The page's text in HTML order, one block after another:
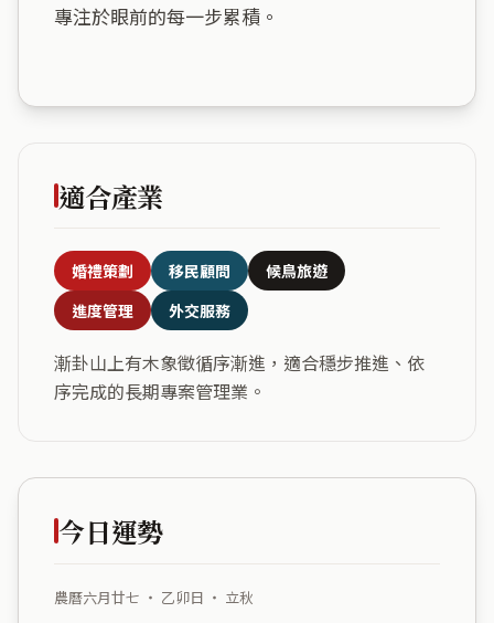
專注於眼前的每一步累積。
適合產業
婚禮策劃 移民顧問
候鳥旅遊
進度管理
外交服務
漸卦山上有木象徵循序漸進，適合穩步推進、依
序完成的長期專案管理業。
今日運勢
農曆六月廿七 ・ 乙卯日 ・ 立秋